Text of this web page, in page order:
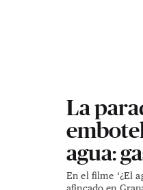
La
agua:
En el filme ‘¿El
afincado en